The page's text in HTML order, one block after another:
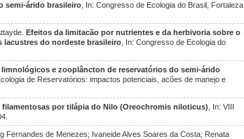
semi-árido brasileiro , In: Congresso de Ecologia do Brasil, Fortaleza,
Efeitos da limitacão por nutrientes e da herbivoria sobre o
do nordeste brasileiro , In: Congresso de Ecologia do
e zooplâncton de reservatórios do semi-árido
de Reservatórios: impactos potenciais, acões de manejo e
filamentosas por tilápia do Nilo (Oreochromis niloticus) , In: VIII
Fernandes de Menezes; Ivaneide Alves Soares da Costa; Renata